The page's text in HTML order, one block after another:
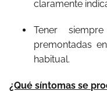
claramente
Tener
premontadas
habitual.
¿Qué síntomas se